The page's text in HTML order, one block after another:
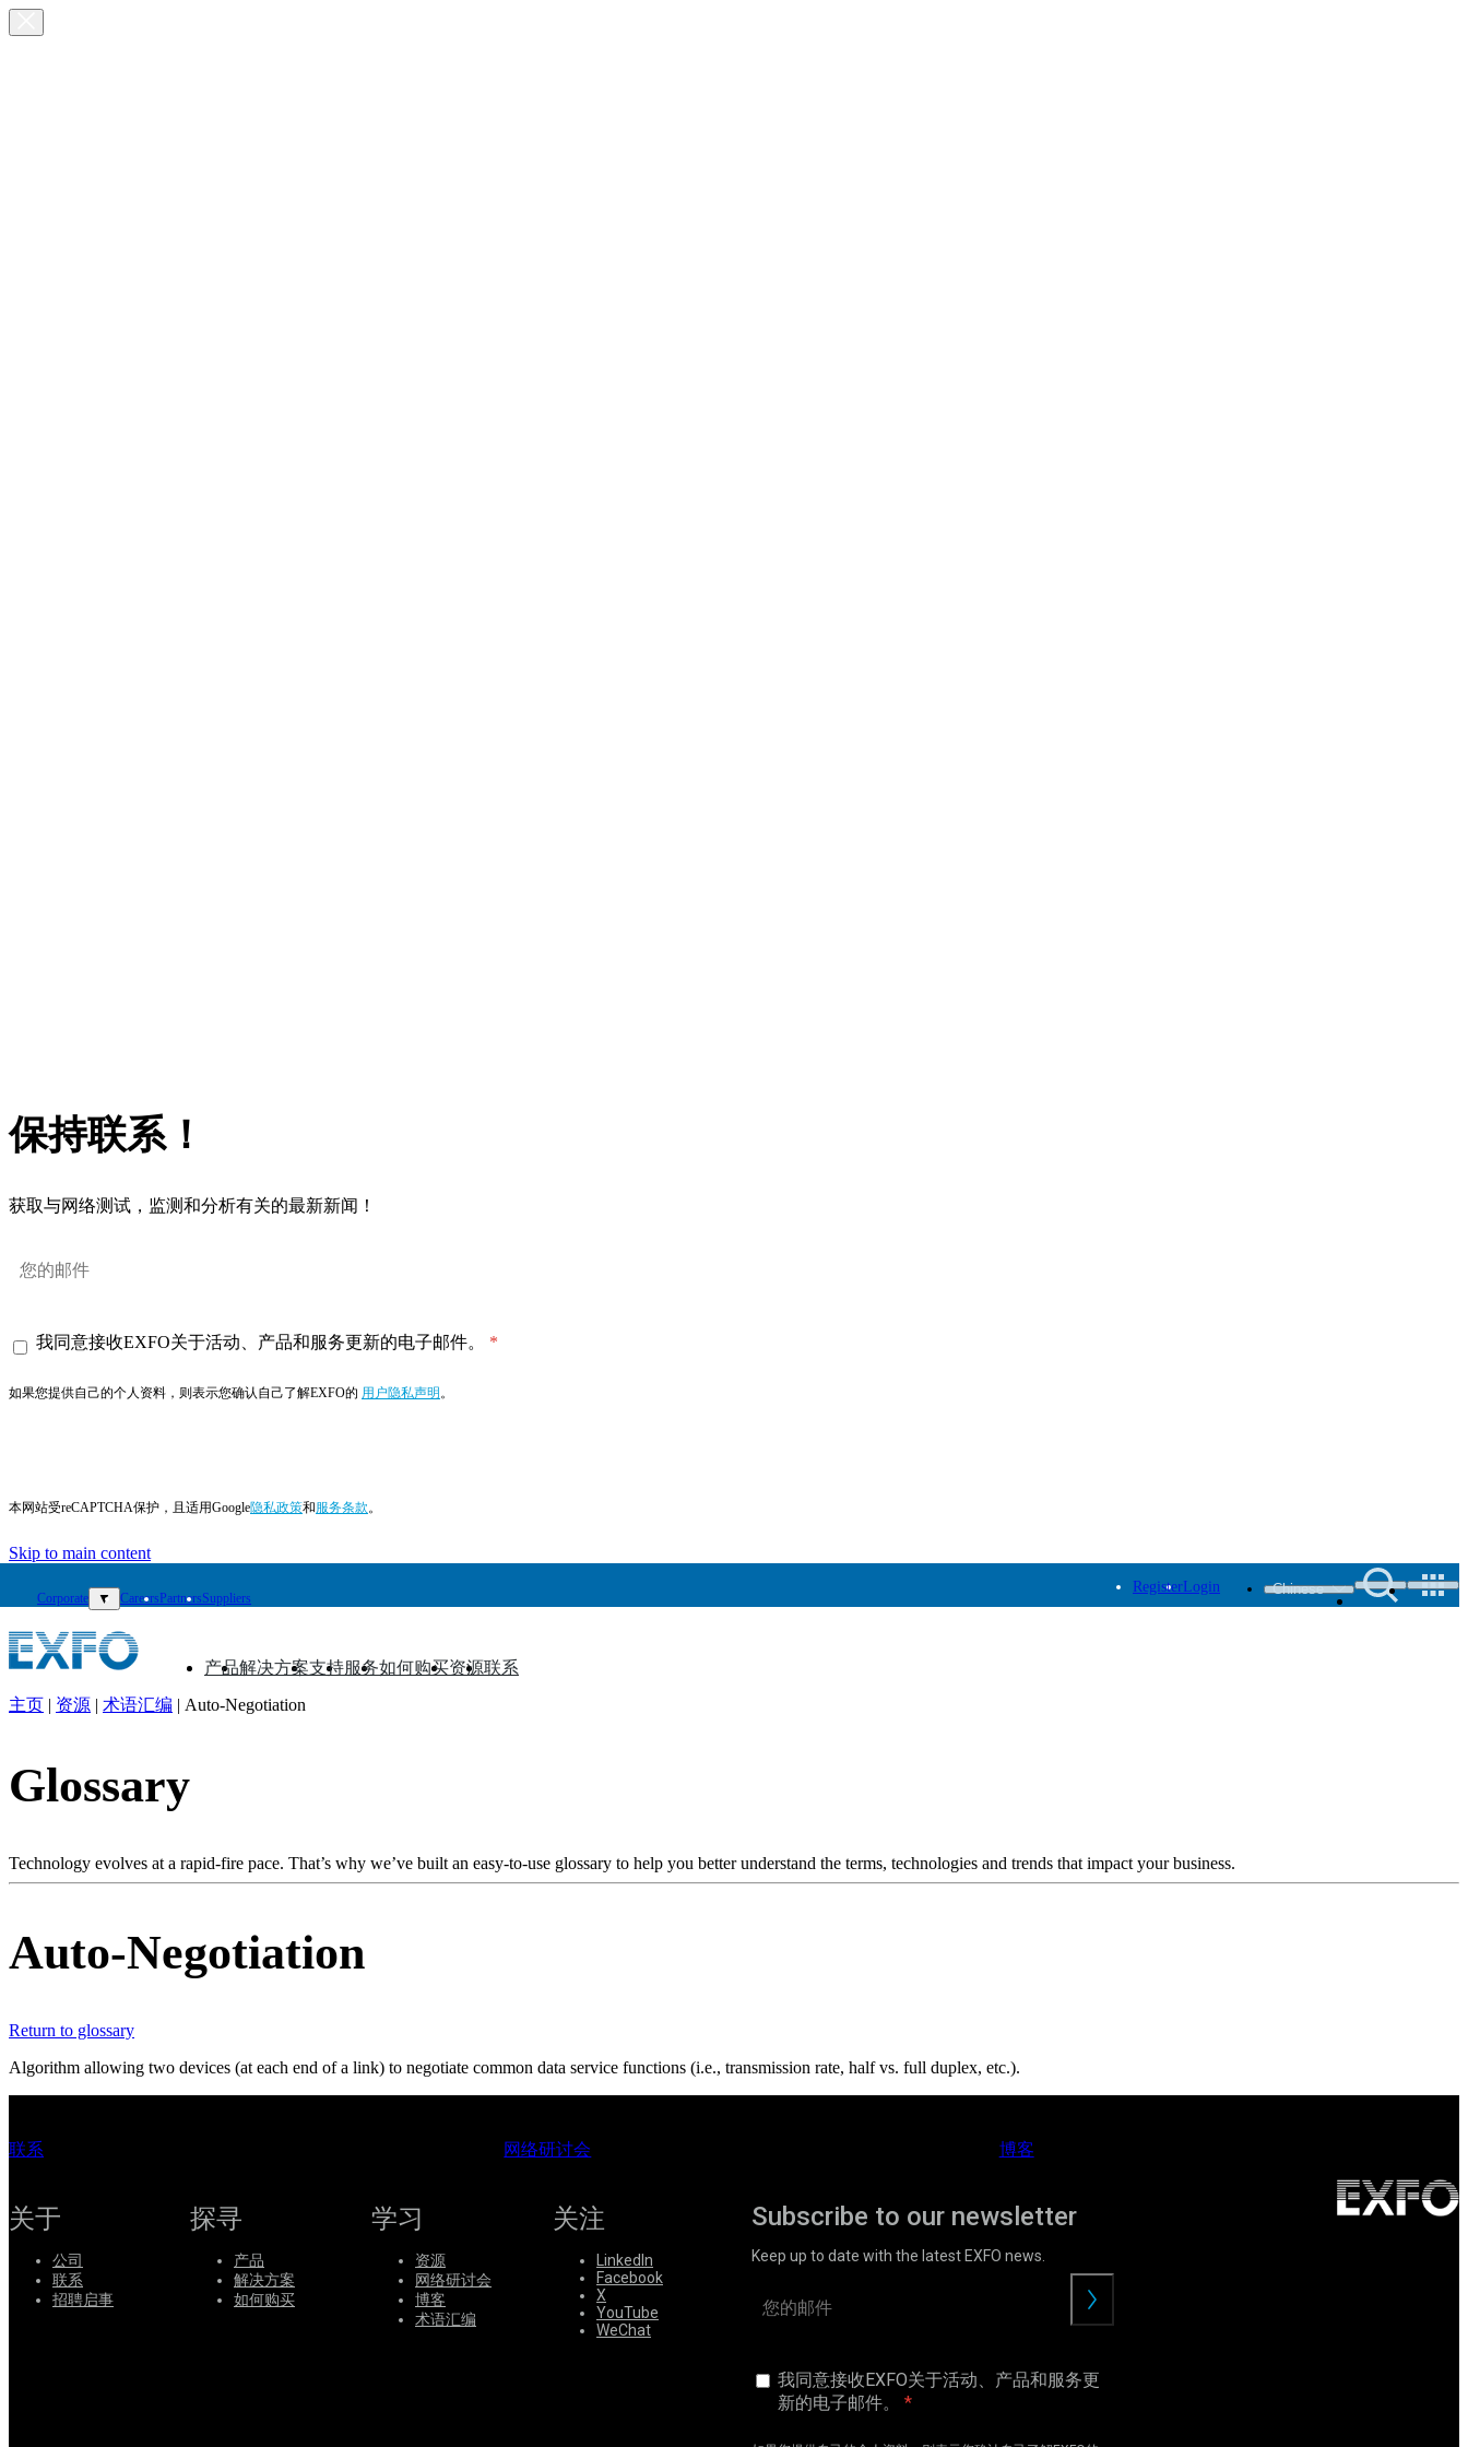
保持联系！
获取与网络测试，监测和分析有关的最新新闻！
我同意接收EXFO关于活动、产品和服务更新的电子邮件。
如果您提供自己的个人资料，则表示您确认自己了解EXFO的 用户隐私声明 。
本网站受reCAPTCHA保护，且适用Google隐私政策和服务条款。
Skip to main content
Corporate ▼ CareersPartnersSuppliers
RegisterLogin Chinese
产品
▼ 解决方案
▼ 支持
▼ 服务
▼ 如何购买
▼ 资源
▼ 联系
▼
产
品
决
方
支
持
务
如
何
买
源
RegisterLogin
主页 | 资源 | 术语汇编 | Auto-Negotiation
Glossary
Technology evolves at a rapid-fire pace. That’s why we’ve built an easy-to-use glossary to help you better understand the terms, technologies and trends that impact your business.
Auto-Negotiation
Return to glossary
Algorithm allowing two devices (at each end of a link) to negotiate common data service functions (i.e., transmission rate, half vs. full duplex, etc.).
联系 网络研讨会 博客
关于
公司
联系
招聘启事
探寻
产品
解决方案
如何购买
学习
资源
网络研讨会
博客
术语汇编
关注
LinkedIn
Facebook
X
YouTube
WeChat
Subscribe to our newsletter
Keep up to date with the latest EXFO news.
我同意接收EXFO关于活动、产品和服务更
新的电子邮件。